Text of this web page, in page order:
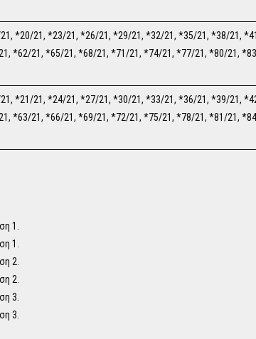
*20/21, *23/21, *26/21, *29/21, *32/21, *35/21, *38/21,
*62/21, *65/21, *68/21, *71/21, *74/21, *77/21, *80/21,
*21/21, *24/21, *27/21, *30/21, *33/21, *36/21, *39/21,
*63/21, *66/21, *69/21, *72/21, *75/21, *78/21, *81/21,
1.
1.
2.
2.
3.
3.